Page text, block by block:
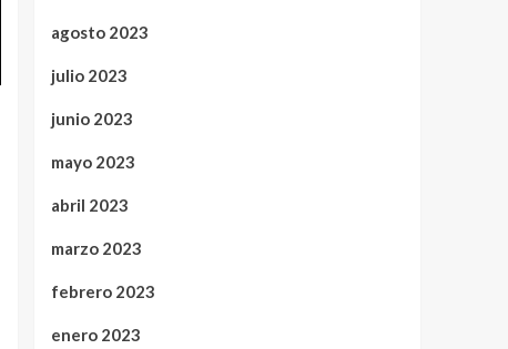
agosto 2023
julio 2023
junio 2023
mayo 2023
abril 2023
marzo 2023
febrero 2023
enero 2023